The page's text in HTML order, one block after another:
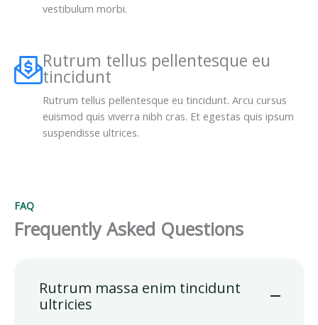
vestibulum morbi.
Rutrum tellus pellentesque eu
tincidunt
Rutrum tellus pellentesque eu tincidunt. Arcu cursus
euismod quis viverra nibh cras. Et egestas quis ipsum
suspendisse ultrices.
FAQ
Frequently Asked Questions
Rutrum massa enim tincidunt
ultricies